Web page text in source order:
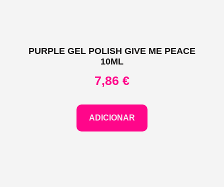
PURPLE GEL POLISH GIVE ME PEACE
10ML
7,86 €
ADICIONAR